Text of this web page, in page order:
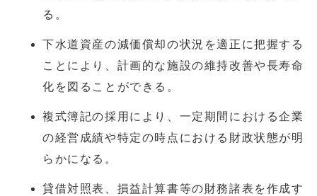
る。
下水道資産の減価償却の状況を適正に把握する
ことにより、計画的な施設の維持改善や長寿命
化を図ることができる。
複式簿記の採用により、一定期間における企業
の経営成績や特定の時点における財政状態が明
らかになる。
貸借対照表、損益計算書等の財務諸表を作成す